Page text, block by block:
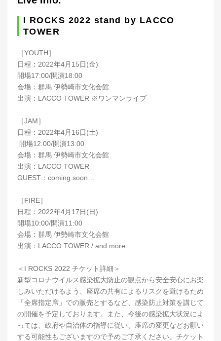
I ROCKS 2022 stand by LACCO
TOWER
［YOUTH］
日程：2022年4月15日(金)
開場17:00/開演18:00
会場：群馬 伊勢崎市文化会館
出演：LACCO TOWER ※ワンマンライブ
［JAM］
日程：2022年4月16日(土)
開場12:00/開演13:00
会場：群馬 伊勢崎市文化会館
出演：LACCO TOWER
GUEST：coming soon…
［FIRE］
日程：2022年4月17日(日)
開場10:00/開演11:00
会場：群馬 伊勢崎市文化会館
出演：LACCO TOWER / and more…
＜I ROCKS 2022 チケット詳細＞
新型コロナウイルス感染拡大防止の観点から安全安心にお楽
しみいただけるよう、座席の共有によるリスクを避けるため
「全席指定席」での販売とするなど、感染防止対策を講じて
の開催を予定しております。また、今後の感染拡大状況によ
っては、政府や自治体の指導に従い、座席の変更などお願い
する可能性もございますので予めご了承ください。チケット